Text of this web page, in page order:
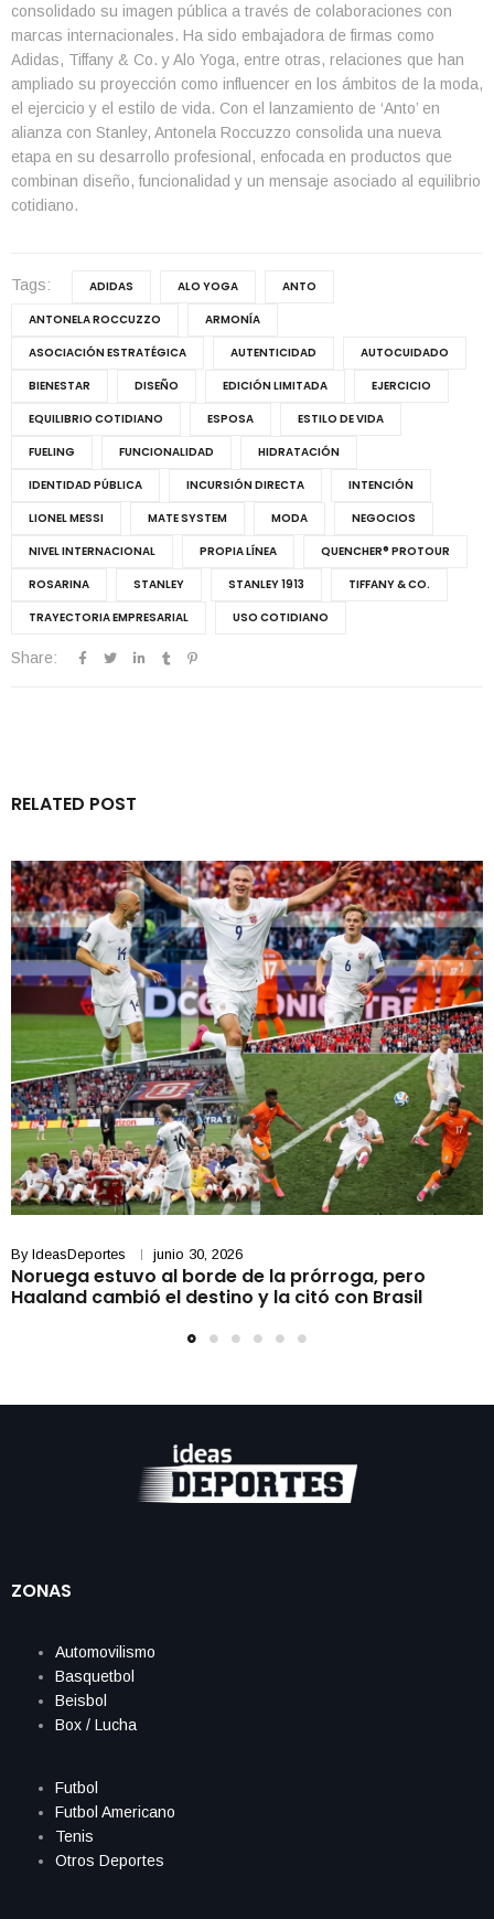
consolidado su imagen pública a través de colaboraciones con
marcas internacionales. Ha sido embajadora de firmas como
Adidas, Tiffany & Co. y Alo Yoga, entre otras, relaciones que han
ampliado su proyección como influencer en los ámbitos de la moda,
el ejercicio y el estilo de vida. Con el lanzamiento de ‘Anto’ en
alianza con Stanley, Antonela Roccuzzo consolida una nueva
etapa en su desarrollo profesional, enfocada en productos que
combinan diseño, funcionalidad y un mensaje asociado al equilibrio
cotidiano.
Tags: ADIDAS ALO YOGA
ANTO
ANTONELA ROCCUZZO
ARMONÍA
ASOCIACIÓN ESTRATÉGICA
AUTENTICIDAD
AUTOCUIDADO
BIENESTAR
DISEÑO EDICIÓN LIMITADA
EJERCICIO
EQUILIBRIO COTIDIANO
ESPOSA
ESTILO DE VIDA
FUELING
FUNCIONALIDAD
HIDRATACIÓN
IDENTIDAD PÚBLICA
INCURSIÓN DIRECTA
INTENCIÓN
LIONEL MESSI
MATE SYSTEM MODA
NEGOCIOS
NIVEL INTERNACIONAL
PROPIA LÍNEA
QUENCHER® PROTOUR
ROSARINA
STANLEY STANLEY 1913
TIFFANY & CO.
TRAYECTORIA EMPRESARIAL
USO COTIDIANO
Share:
RELATED POST
By IdeasDeportes junio 30, 2026
Noruega estuvo al borde de la prórroga, pero
Haaland cambió el destino y la citó con Brasil
ZONAS
Automovilismo
Basquetbol
Beisbol
Box / Lucha
Futbol
Futbol Americano
Tenis
Otros Deportes